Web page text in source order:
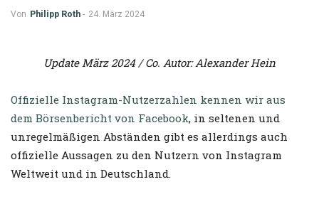
Von Philipp Roth - 24. März 2024
Update März 2024 / Co. Autor: Alexander Hein
Offizielle Instagram-Nutzerzahlen kennen wir aus
dem Börsenbericht von Facebook, in seltenen und
unregelmäßigen Abständen gibt es allerdings auch
offizielle Aussagen zu den Nutzern von Instagram
Weltweit und in Deutschland.